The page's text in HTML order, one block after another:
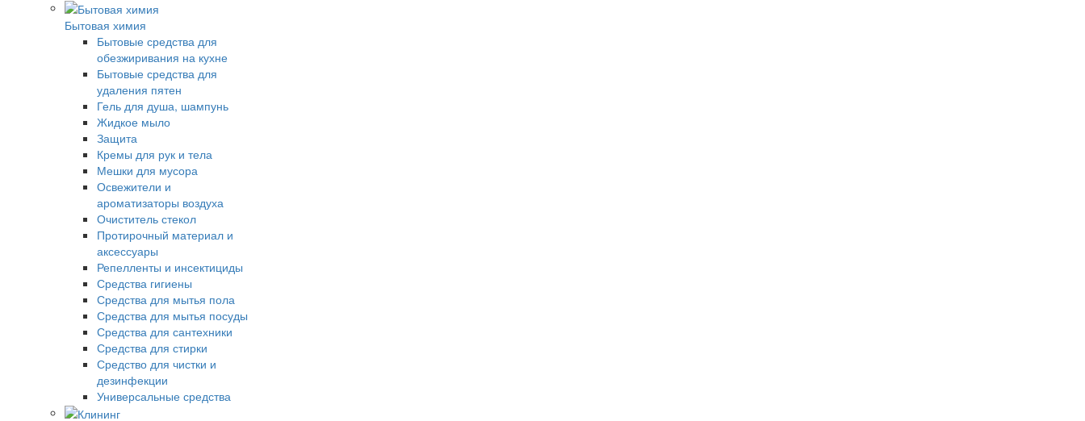
Бытовая химия
Бытовые средства для
обезжиривания на кухне
Бытовые средства для
удаления пятен
Гель для душа, шампунь
Жидкое мыло
Защита
Кремы для рук и тела
Мешки для мусора
Освежители и
ароматизаторы воздуха
Очиститель стекол
Протирочный материал и
аксессуары
Репелленты и инсектициды
Средства гигиены
Средства для мытья пола
Средства для мытья посуды
Средства для сантехники
Средства для стирки
Средство для чистки и
дезинфекции
Универсальные средства